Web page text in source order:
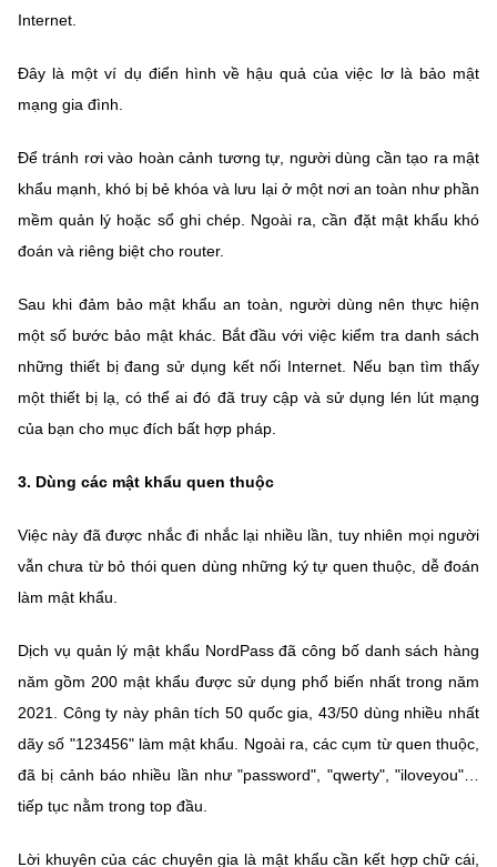
Internet.
Đây là một ví dụ điển hình về hậu quả của việc lơ là bảo mật
mạng gia đình.
Để tránh rơi vào hoàn cảnh tương tự, người dùng cần tạo ra mật
khẩu mạnh, khó bị bẻ khóa và lưu lại ở một nơi an toàn như phần
mềm quản lý hoặc sổ ghi chép. Ngoài ra, cần đặt mật khẩu khó
đoán và riêng biệt cho router.
Sau khi đảm bảo mật khẩu an toàn, người dùng nên thực hiện
một số bước bảo mật khác. Bắt đầu với việc kiểm tra danh sách
những thiết bị đang sử dụng kết nối Internet. Nếu bạn tìm thấy
một thiết bị lạ, có thể ai đó đã truy cập và sử dụng lén lút mạng
của bạn cho mục đích bất hợp pháp.
3. Dùng các mật khẩu quen thuộc
Việc này đã được nhắc đi nhắc lại nhiều lần, tuy nhiên mọi người
vẫn chưa từ bỏ thói quen dùng những ký tự quen thuộc, dễ đoán
làm mật khẩu.
Dịch vụ quản lý mật khẩu NordPass đã công bố danh sách hàng
năm gồm 200 mật khẩu được sử dụng phổ biến nhất trong năm
2021. Công ty này phân tích 50 quốc gia, 43/50 dùng nhiều nhất
dãy số "123456" làm mật khẩu. Ngoài ra, các cụm từ quen thuộc,
đã bị cảnh báo nhiều lần như "password", "qwerty", "iloveyou"…
tiếp tục nằm trong top đầu.
Lời khuyên của các chuyên gia là mật khẩu cần kết hợp chữ cái,